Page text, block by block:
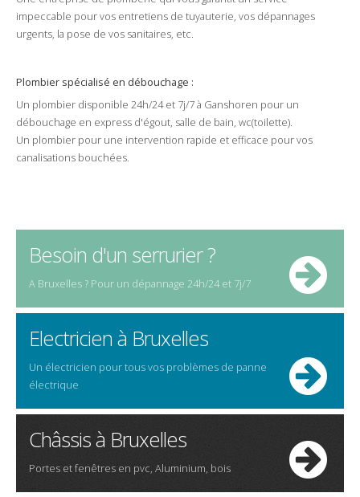
impeccable pour vos entretiens de tuyauterie, vos dépannages
urgents, la pose de vos sanitaires, etc.
Plombier spécialisé en débouchage :
Un plombier disponible 24h/24et 7j/7à Ganshoren pour un
débouchage en express d'égout, salle de bain, wc(toilette).
Un plombier pour une intervention rapide et efficace pour vos
canalisations bouchées.
Besoin d'un serrurier ?
A Bruxelles ? Pour un dépannage 24h/24 et 7j/7
Electricien à Bruxelles
Un électricien pour tous vos problèmes de panne
électrique
Châssis à Bruxelles
Portes et fenêtres en pvc, Aluminium, bois